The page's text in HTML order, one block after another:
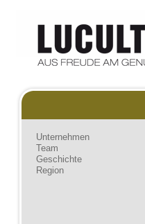
Unternehmen
Team
Geschichte
Region